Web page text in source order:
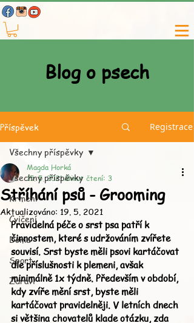
Blog o psech
Příspěvek Registrace
Všechny příspěvky
Krmení
Cvičení
Doma
Sport
Zdraví
Všechny příspěvky
Stříhání psů - Grooming
Magda Horká
15. 5. 2021Minut čtení: 3
Aktualizováno: 19. 5. 2021
Pravidelná péče o srst psa patří k
činnostem, které s udržováním zvířete
souvisí. Srst byste měli psovi kartáčovat
dle příslušnosti k plemeni, avšak
minimálně 1x týdně. Především v období,
kdy zvíře mění srst, byste měli
kartáčovat pravidelněji. V letních dnech
si většina chovatelů klade otázku, zda